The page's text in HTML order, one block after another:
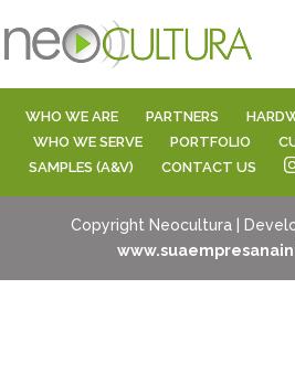
WHO WE ARE PARTNERS
WHO WE SERVE
PORTFOLIO
SAMPLES (A&V)
CONTACT US
Copyright Neocultura |